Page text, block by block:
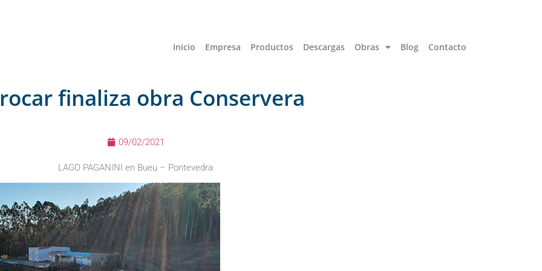
Inicio Empresa Productos Descargas Obras Blog Contacto
finaliza obra Conservera
09/02/2021
LAGO PAGANINI en Bueu – Pontevedra